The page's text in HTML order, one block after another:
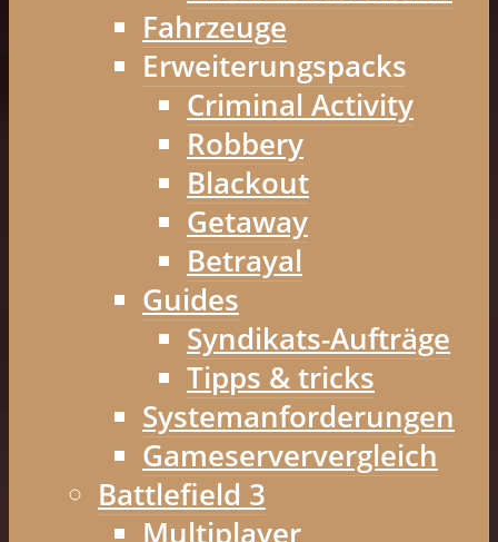
Fahrzeuge
Erweiterungspacks
Criminal Activity
Robbery
Blackout
Getaway
Betrayal
Guides
Syndikats-Aufträge
Tipps & tricks
Systemanforderungen
Gameserververgleich
Battlefield 3
Multiplayer